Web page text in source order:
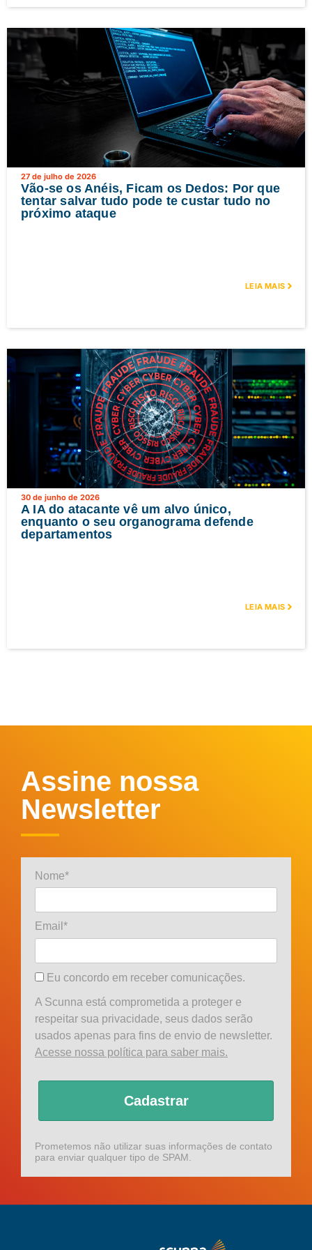
27 de julho de 2026
Vão-se os Anéis, Ficam os Dedos: Por que
tentar salvar tudo pode te custar tudo no
próximo ataque
LEIA MAIS
30 de junho de 2026
A IA do atacante vê um alvo único,
enquanto o seu organograma defende
departamentos
LEIA MAIS
Assine nossa
Newsletter
Nome*
Email*
Eu concordo em receber comunicações.
A Scunna está comprometida a proteger e
respeitar sua privacidade, seus dados serão
usados apenas para fins de envio de newsletter.
Acesse nossa política para saber mais.
Cadastrar
Prometemos não utilizar suas informações de contato
para enviar qualquer tipo de SPAM.